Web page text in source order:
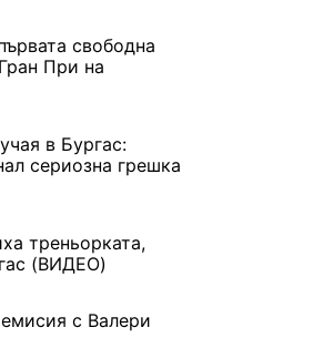
свободна
При на
в Бургас:
сериозна грешка
треньорката,
(ВИДЕО)
с Валери